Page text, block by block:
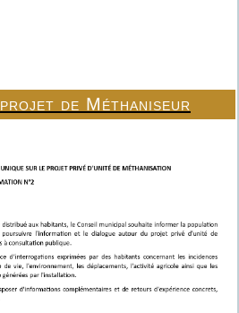
projet de Méthaniseur